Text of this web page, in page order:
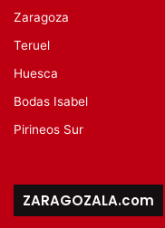
Zaragoza
Teruel
Huesca
Bodas Isabel
Pirineos Sur
ZARAGOZALA.com